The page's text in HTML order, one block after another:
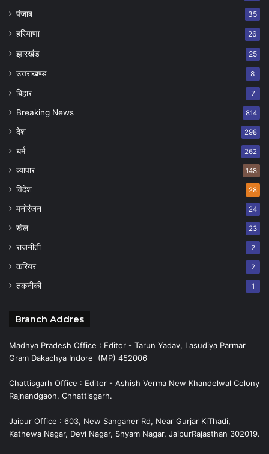
पंजाब 35
हरियाणा 26
झारखंड 25
उत्तराखण्ड 8
बिहार 7
Breaking News 814
देश 298
धर्म 262
व्यापार 148
विदेश 28
मनोरंजन 24
खेल 23
राजनीती 2
करियर 2
तकनीकी 1
Branch Addres
Madhya Pradesh Office : Editor - Tarun Yadav, Lasudiya Parmar
Gram Dakachya Indore (MP) 452006
Chattisgarh Office : Editor - Ashish Verma New Khandelwal Colony
Rajnandgaon, Chhattisgarh.
Jaipur Office : 603, New Sanganer Rd, Near Gurjar KiThadi,
Kathewa Nagar, Devi Nagar, Shyam Nagar, JaipurRajasthan 302019.